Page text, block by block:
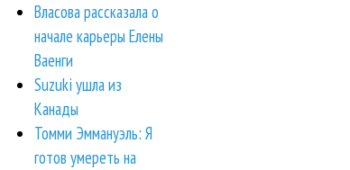
Власова рассказала о
начале карьеры Елены
Ваенги
Suzuki ушла из
Канады
Томми Эммануэль: Я
готов умереть на